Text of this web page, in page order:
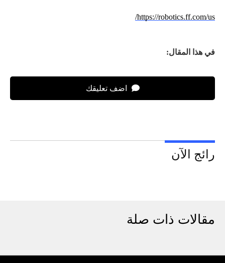
https://robotics.ff.com/us/
في هذا المقال:
اضف تعليقك
رائج الآن
مقالات ذات صلة